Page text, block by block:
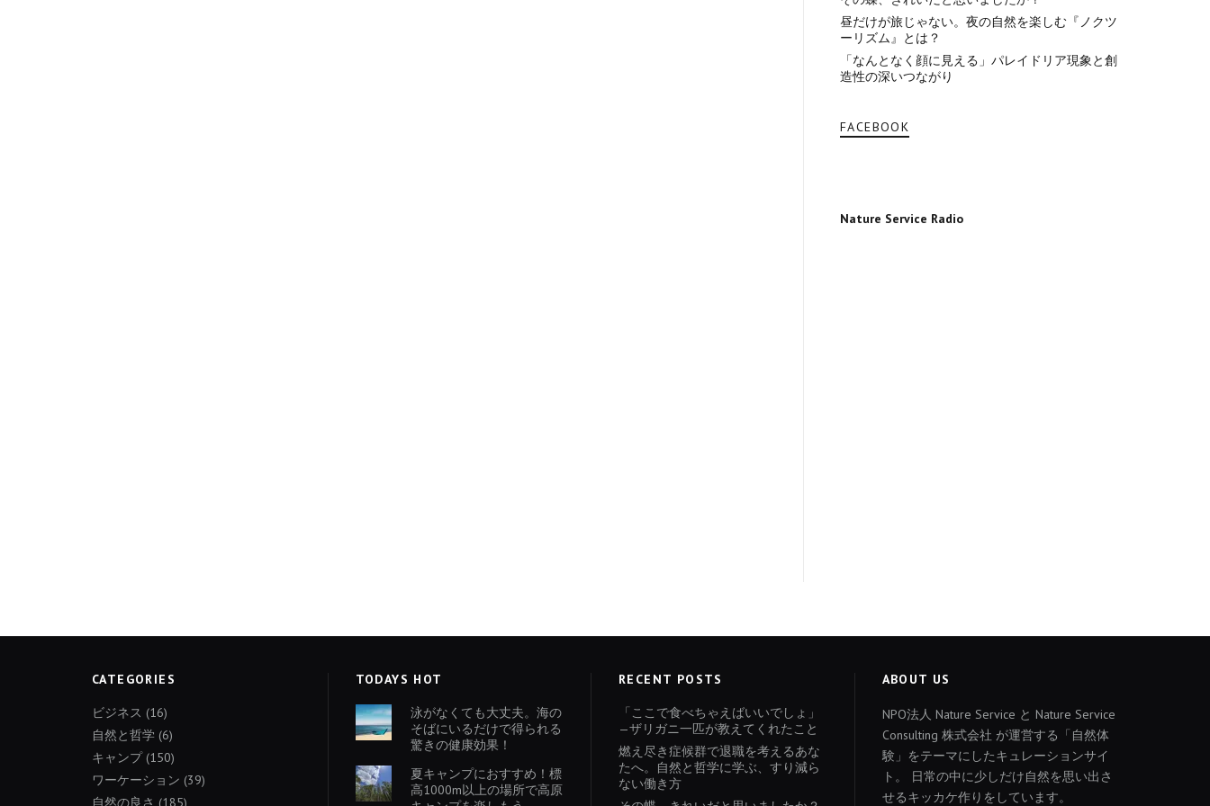
昼だけが旅じゃない。夜の自然を楽しむ『ノクツ
ーリズム』とは？
「なんとなく顔に見える」パレイドリア現象と創
造性の深いつながり
FACEBOOK
Nature Service Radio
CATEGORIES
ビジネス (16)
自然と哲学 (6)
キャンプ(150)
ワーケーション (39)
自然の良さ (185)
TODAYS HOT
泳がなくても大丈夫。海の
そばにいるだけで得られる
驚きの健康効果！
夏キャンプにおすすめ！標
高1000m以上の場所で高原
RECENT POSTS
「ここで食べちゃえばいいでしょ」
—ザリガニ一匹が教えてくれたこと
燃え尽き症候群で退職を考えるあな
たへ。自然と哲学に学ぶ、すり減ら
ない働き方
ABOUT US
NPO法人 Nature Service と Nature Service
Consulting 株式会社 が運営する「自然体
験」をテーマにしたキュレーションサイ
ト。 日常の中に少しだけ自然を思い出さ
せるキッカケ作りをしています。